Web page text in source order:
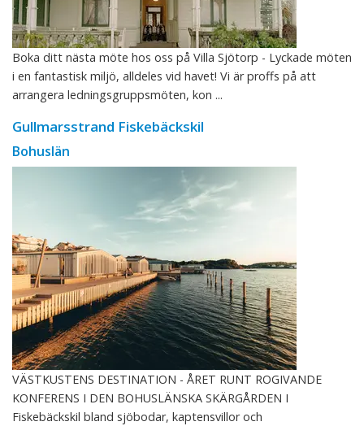
Boka ditt nästa möte hos oss på Villa Sjötorp - Lyckade möten
i en fantastisk miljö, alldeles vid havet! Vi är proffs på att
arrangera ledningsgruppsmöten, kon ...
Gullmarsstrand Fiskebäckskil
Bohuslän
VÄSTKUSTENS DESTINATION - ÅRET RUNT ROGIVANDE
KONFERENS I DEN BOHUSLÄNSKA SKÄRGÅRDEN I
Fiskebäckskil bland sjöbodar, kaptensvillor och